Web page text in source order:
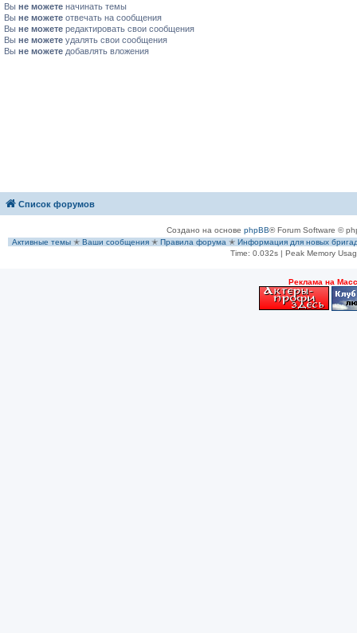
Вы не можете начинать темы
Вы не можете отвечать на сообщения
Вы не можете редактировать свои сообщения
Вы не можете удалять свои сообщения
Вы не можете добавлять вложения
Список форумов
Создано на основе phpBB® Forum Software ©
Активные темы ✭ Ваши сообщения ✭ Правила форума ✭ Информация для новых
Time: 0.032s| Peak Memory
Рeклама на